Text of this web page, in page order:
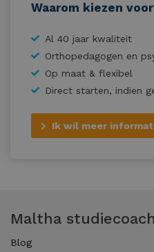
Waarom kiezen
Al 40 jaar kwaliteit
Orthopedagogen en
Op maat & flexibel
Direct starten, indien
Ik wil meer
Maltha
Blog